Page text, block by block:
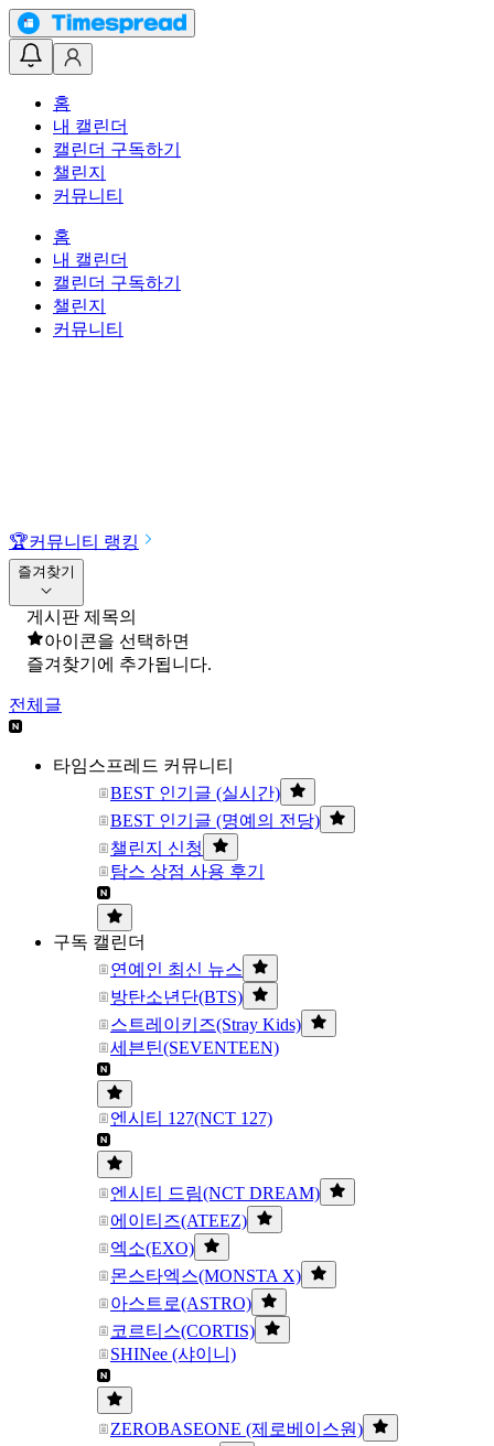
홈
내 캘린더
캘린더 구독하기
챌린지
커뮤니티
홈
내 캘린더
캘린더 구독하기
챌린지
커뮤니티
🏆커뮤니티 랭킹
즐겨찾기
게시판 제목의
아이콘을 선택하면
즐겨찾기에 추가됩니다.
전체글
타임스프레드 커뮤니티
BEST 인기글 (실시간)
BEST 인기글 (명예의 전당)
챌린지 신청
탐스 상점 사용 후기
구독 캘린더
연예인 최신 뉴스
방탄소년단(BTS)
스트레이키즈(Stray Kids)
세븐틴(SEVENTEEN)
엔시티 127(NCT 127)
엔시티 드림(NCT DREAM)
에이티즈(ATEEZ)
엑소(EXO)
몬스타엑스(MONSTA X)
아스트로(ASTRO)
코르티스(CORTIS)
SHINee (샤이니)
ZEROBASEONE (제로베이스원)